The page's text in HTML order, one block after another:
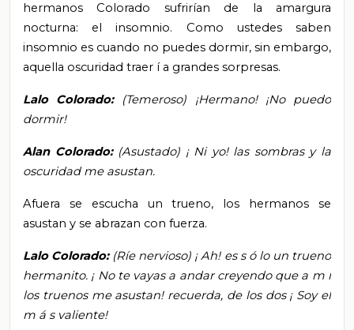
hermanos Colorado sufrirían de la amargura
nocturna: el insomnio. Como ustedes saben
insomnio es cuando no puedes dormir, sin embargo,
aquella oscuridad traer í a grandes sorpresas.
Lalo Colorado: (Temeroso) ¡Hermano! ¡No puedo
dormir!
Alan Colorado: (Asustado) ¡ Ni yo! las sombras y la
oscuridad me asustan.
Afuera se escucha un trueno, los hermanos se
asustan y se abrazan con fuerza.
Lalo Colorado: (Ríe nervioso) ¡Ah! es s ó lo un trueno
hermanito. ¡ No te vayas a andar creyendo que a m í
los truenos me asustan! recuerda, de los dos ¡ Soy el
m á s valiente!